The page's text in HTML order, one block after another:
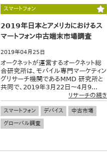
スマートフォン
2019年日本とアメリカにおけるス
マートフォン中古端末市場調査
2019年04月25日
オークネットが運営するオークネット総
合研究所は、モバイル専門マーケティン
グリサーチ機関であるMMD 研究所と
共同で、2019年3月22日～4月9...
リサーチの続き
スマートフォン デバイス
中古市場
グローバル調査